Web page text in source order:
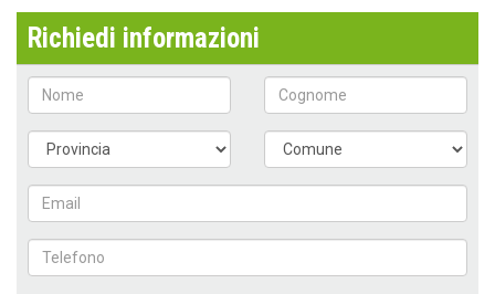
Richiedi informazioni